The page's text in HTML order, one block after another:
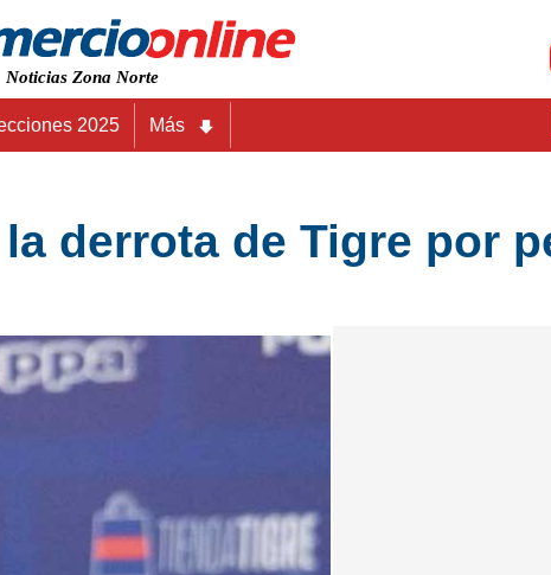
Noticias Zona Norte
2025 Más
derrota de Tigre por